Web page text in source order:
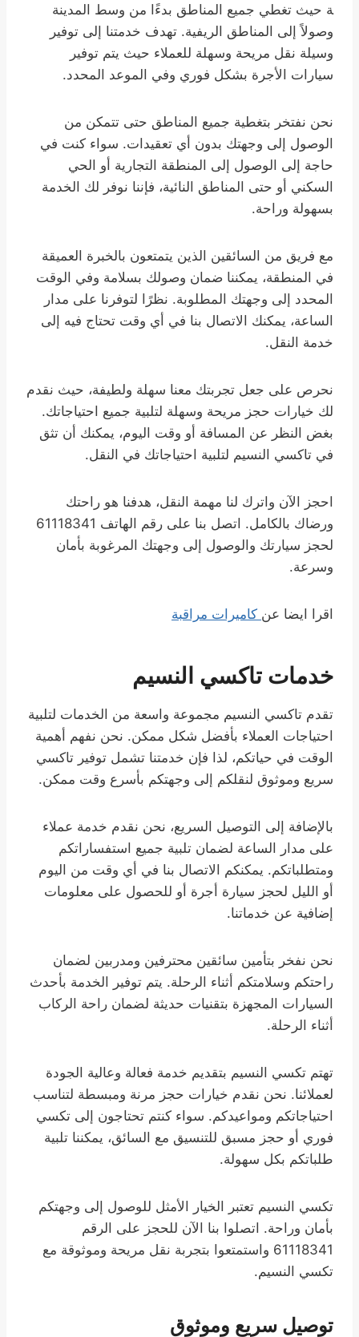
ة حيث تغطي جميع المناطق بدءًا من وسط المدينة
وصولاً إلى المناطق الريفية. تهدف خدمتنا إلى توفير
وسيلة نقل مريحة وسهلة للعملاء حيث يتم توفير
سيارات الأجرة بشكل فوري وفي الموعد المحدد.
نحن نفتخر بتغطية جميع المناطق حتى تتمكن من
الوصول إلى وجهتك بدون أي تعقيدات. سواء كنت في
حاجة إلى الوصول إلى المنطقة التجارية أو الحي
السكني أو حتى المناطق النائية، فإننا نوفر لك الخدمة
بسهولة وراحة.
مع فريق من السائقين الذين يتمتعون بالخبرة العميقة
في المنطقة، يمكننا ضمان وصولك بسلامة وفي الوقت
المحدد إلى وجهتك المطلوبة. نظرًا لتوفرنا على مدار
الساعة، يمكنك الاتصال بنا في أي وقت تحتاج فيه إلى
خدمة النقل.
نحرص على جعل تجربتك معنا سهلة ولطيفة، حيث نقدم
لك خيارات حجز مريحة وسهلة لتلبية جميع احتياجاتك.
بغض النظر عن المسافة أو وقت اليوم، يمكنك أن تثق
في تاكسي النسيم لتلبية احتياجاتك في النقل.
احجز الآن واترك لنا مهمة النقل، هدفنا هو راحتك
ورضاك بالكامل. اتصل بنا على رقم الهاتف 61118341
لحجز سيارتك والوصول إلى وجهتك المرغوبة بأمان
وسرعة.
اقرا ايضا عن كاميرات مراقبة
خدمات تاكسي النسيم
تقدم تاكسي النسيم مجموعة واسعة من الخدمات لتلبية
احتياجات العملاء بأفضل شكل ممكن. نحن نفهم أهمية
الوقت في حياتكم، لذا فإن خدمتنا تشمل توفير تاكسي
سريع وموثوق لنقلكم إلى وجهتكم بأسرع وقت ممكن.
بالإضافة إلى التوصيل السريع، نحن نقدم خدمة عملاء
على مدار الساعة لضمان تلبية جميع استفساراتكم
ومتطلباتكم. يمكنكم الاتصال بنا في أي وقت من اليوم
أو الليل لحجز سيارة أجرة أو للحصول على معلومات
إضافية عن خدماتنا.
نحن نفخر بتأمين سائقين محترفين ومدربين لضمان
راحتكم وسلامتكم أثناء الرحلة. يتم توفير الخدمة بأحدث
السيارات المجهزة بتقنيات حديثة لضمان راحة الركاب
أثناء الرحلة.
تهتم تكسي النسيم بتقديم خدمة فعالة وعالية الجودة
لعملائنا. نحن نقدم خيارات حجز مرنة ومبسطة لتناسب
احتياجاتكم ومواعيدكم. سواء كنتم تحتاجون إلى تكسي
فوري أو حجز مسبق للتنسيق مع السائق، يمكننا تلبية
طلباتكم بكل سهولة.
تكسي النسيم تعتبر الخيار الأمثل للوصول إلى وجهتكم
بأمان وراحة. اتصلوا بنا الآن للحجز على الرقم
61118341 واستمتعوا بتجربة نقل مريحة وموثوقة مع
تكسي النسيم.
توصيل سريع وموثوق